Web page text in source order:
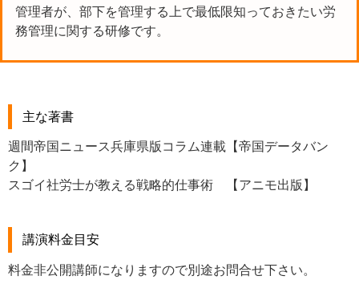
管理者が、部下を管理する上で最低限知っておきたい労
務管理に関する研修です。
主な著書
週間帝国ニュース兵庫県版コラム連載【帝国データバン
ク】
スゴイ社労士が教える戦略的仕事術 【アニモ出版】
講演料金目安
料金非公開講師になりますので別途お問合せ下さい。